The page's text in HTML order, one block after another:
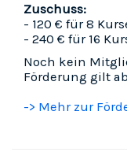
Zuschuss:
- 120 € für 8
- 240 € für 16
Noch kein
Förderung gilt
-> Mehr zur